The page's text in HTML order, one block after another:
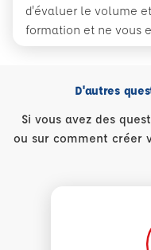
d'évaluer le volume
formation et ne vous
D'autres
Si vous avez des
ou sur comment créer